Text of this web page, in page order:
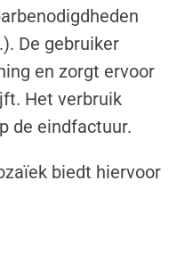
De gebruiker
en zorgt ervoor
Het verbruik
de eindfactuur.
biedt hiervoor